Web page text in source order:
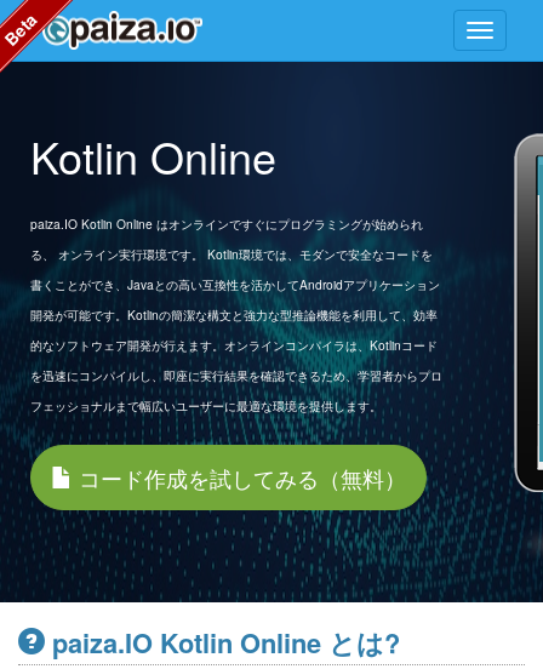
Kotlin Online
paiza.IO Kotlin Online はオンラインですぐにプログラミングが始められ
る、 オンライン実行環境です。 Kotlin環境では、モダンで安全なコードを
書くことができ、Javaとの高い互換性を活かしてAndroidアプリケーション
開発が可能です。Kotlinの簡潔な構文と強力な型推論機能を利用して、効率
的なソフトウェア開発が行えます。オンラインコンパイラは、Kotlinコード
を迅速にコンパイルし、即座に実行結果を確認できるため、学習者からプロ
フェッショナルまで幅広いユーザーに最適な環境を提供します。
コード作成を試してみる（無料）
paiza.IO Kotlin Online とは?